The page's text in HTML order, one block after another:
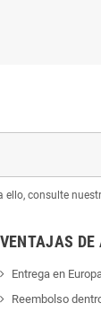
consulte
VENTAJAS
Entrega en Europa
Reembolso